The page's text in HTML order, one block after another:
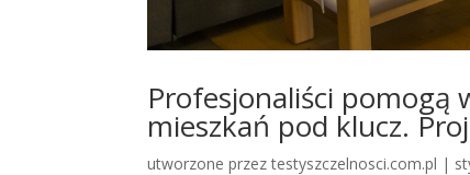
Profesjonaliści pomogą
mieszkań pod klucz.
utworzone przeztestyszczelnosci.com.pl |